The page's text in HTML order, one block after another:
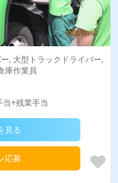
, 大型トラックドライバー,
庫作業員
+残業手当
見る
応募